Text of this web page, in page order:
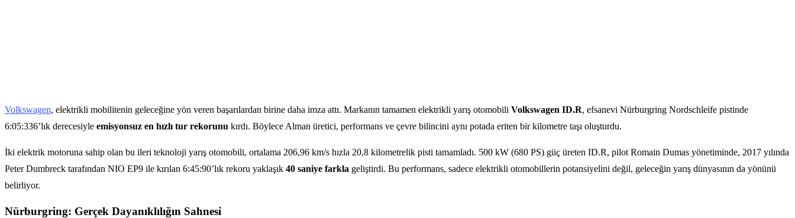
Volkswagen, elektrikli mobilitenin geleceğine yön veren başarılardan birine daha imza attı. Markanın tamamen elektrikli yarış otomobili Volkswagen ID.R, efsanevi Nürburgring Nordschleife pistinde
6:05:336’lık derecesiyle emisyonsuz en hızlı tur rekorunu kırdı. Böylece Alman üretici, performans ve çevre bilincini aynı potada eriten bir kilometre taşı oluşturdu.
İki elektrik motoruna sahip olan bu ileri teknoloji yarış otomobili, ortalama 206,96 km/s hızla 20,8 kilometrelik pisti tamamladı. 500 kW (680 PS) güç üreten ID.R, pilot Romain Dumas yönetiminde, 2017 yılında
Peter Dumbreck tarafından NIO EP9 ile kırılan 6:45:90’lık rekoru yaklaşık 40 saniye farkla geliştirdi. Bu performans, sadece elektrikli otomobillerin potansiyelini değil, geleceğin yarış dünyasının da yönünü
belirliyor.
Nürburgring: Gerçek Dayanıklılığın Sahnesi